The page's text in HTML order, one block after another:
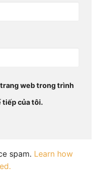
web trong trình
tiếp của tôi.
spam. Learn how